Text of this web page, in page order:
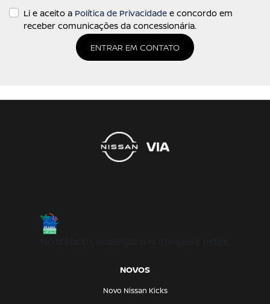
Li e aceito a Política de Privacidade e concordo em
receber comunicações da concessionária.
ENTRAR EM CONTATO
NOVOS
Novo Nissan Kicks